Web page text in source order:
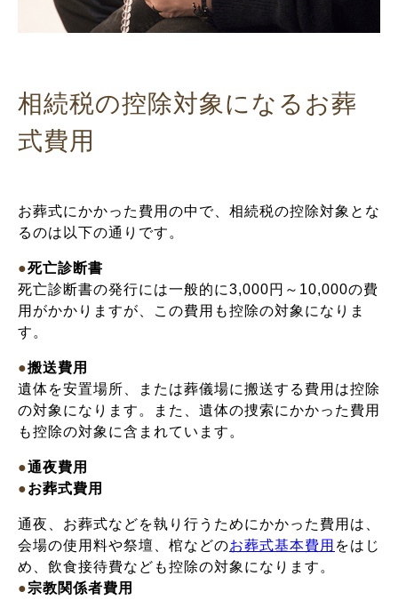
相続税の控除対象になるお葬
式費用
お葬式にかかった費用の中で、相続税の控除対象とな
るのは以下の通りです。
●死亡診断書
死亡診断書の発行には一般的に3,000円～10,000の費
用がかかりますが、この費用も控除の対象になりま
す。
●搬送費用
遺体を安置場所、または葬儀場に搬送する費用は控除
の対象になります。また、遺体の捜索にかかった費用
も控除の対象に含まれています。
●通夜費用
●お葬式費用
通夜、お葬式などを執り行うためにかかった費用は、
会場の使用料や祭壇、棺などのお葬式基本費用 をはじ
め、飲食接待費なども控除の対象になります。
●宗教関係者費用